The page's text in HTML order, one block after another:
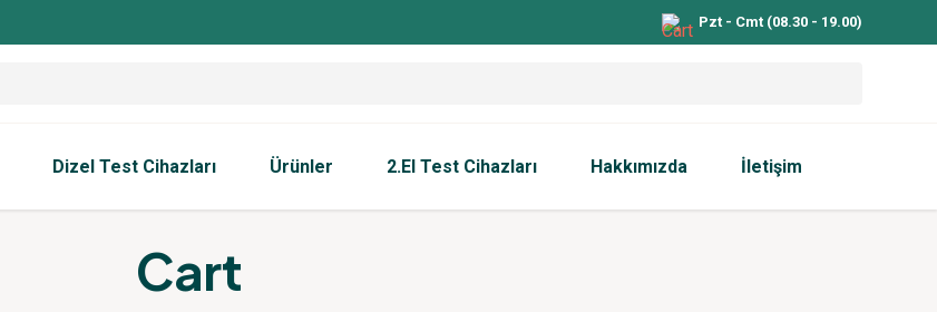
Pzt - Cmt (08.30 - 19.00)
Dizel Test Cihazları Ürünler 2.El Test Cihazları Hakkımızda İletişim
Cart